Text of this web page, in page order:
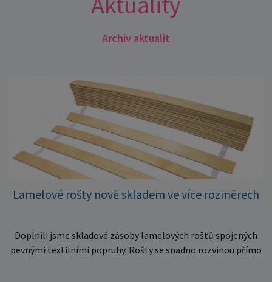
Archiv aktualit
Lamelové rošty nově skladem ve více rozměrech
Doplnili jsme skladové zásoby lamelových roštů spojených
pevnými textilními popruhy. Rošty se snadno rozvinou přímo